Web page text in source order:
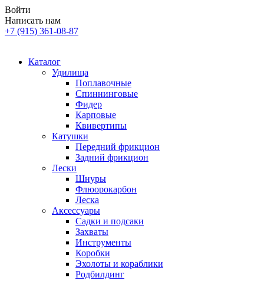
Войти
Написать нам
+7 (915) 361-08-87
Каталог
Удилища
Поплавочные
Спиннинговые
Фидер
Карповые
Квивертипы
Катушки
Передний фрикцион
Задний фрикцион
Лески
Шнуры
Флюорокарбон
Леска
Аксессуары
Садки и подсаки
Захваты
Инструменты
Коробки
Эхолоты и кораблики
Родбилдинг